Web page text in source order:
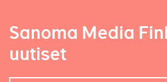
Sanoma Media
uutiset